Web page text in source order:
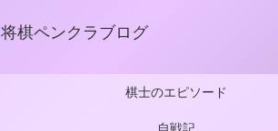
将棋ペンクラブログ
棋士のエピソード